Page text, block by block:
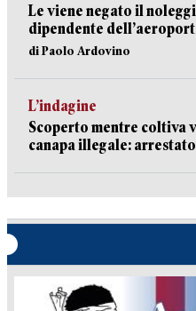
Le viene negato il
dipendente
di Paolo Ardovino
L’indagine
Scoperto mentre coltiva
canapa illegale: arrestato